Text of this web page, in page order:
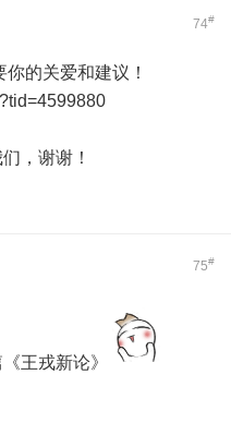
74#
的关爱和建议！
，谢谢！
75#
王戎新论》